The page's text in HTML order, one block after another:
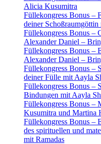
Alicia Kusumitra
Füllekongress Bonus –
deiner
Füllekongress Bonus –
Alexander Daniel –
Füllekongress Bonus –
Alexander Daniel –
Füllekongress Bonus –
deiner Fülle mit Aayla
Füllekongress Bonus –
Bindungen mit Aayla
Füllekongress Bonus –
Kusumitra und Martina
Füllekongress Bonus –
des spirituellen und
mit Ramadas